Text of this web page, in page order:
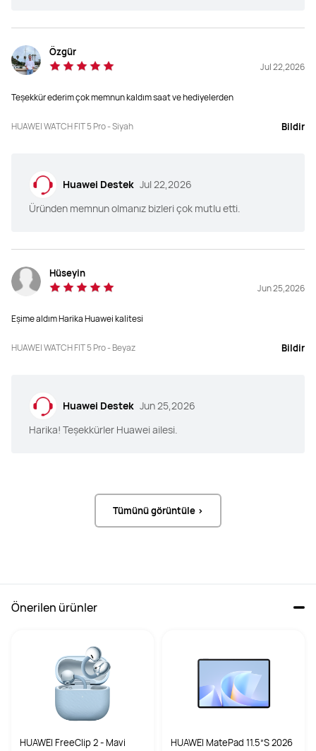
RAM 64MB
ROM 64GB
Desteklenmemektedir
Desteklenmektedir
Desteklenmemektedir
RAM 64MB
Desteklenmektedir
Özgür
Jul 22,2026
Teşekkür ederim çok memnun kaldım saat ve hediyelerden
HUAWEI WATCH FIT 5 Pro - Siyah Bildir
Huawei Destek Jul 22,2026
Üründen memnun olmanız bizleri çok mutlu etti.
Hüseyin
Jun 25,2026
Eşime aldım Harika Huawei kalitesi
HUAWEI WATCH FIT 5 Pro - Beyaz Bildir
Huawei Destek Jun 25,2026
Harika! Teşekkürler Huawei ailesi.
Tümünü görüntüle >
Önerilen ürünler
HUAWEI FreeClip 2 - Mavi
HUAWEI MatePad 11.5”S 2026